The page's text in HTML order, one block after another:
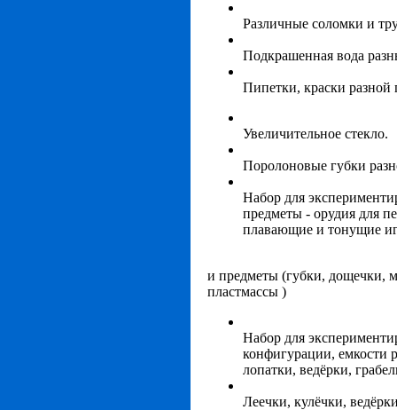
Различные соломки и
Подкрашенная вода
Пипетки, краски
Увеличительное стекло.
Поролоновые губки
Набор для
предметы - орудия для
плавающие и тонущие
и предметы (губки, дощечки,
пластмассы )
Набор для
конфигурации, емкости
лопатки, ведёрки,
Леечки, кулёчки,